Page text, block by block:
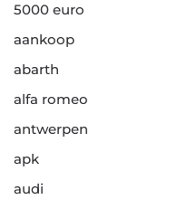
5000 euro
aankoop
abarth
alfa romeo
antwerpen
apk
audi